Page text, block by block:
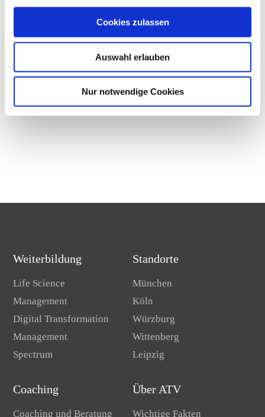
Cookies zulassen
Auswahl erlauben
Nur notwendige Cookies
– Kommunikation
– Selbstpräsentation
– Ressourcenbestimmung und
Potenzialentwicklung
– Psychologische Beratung
Weiterbildung
Life Science
Management
Digital Transformation
Management
Spectrum
Coaching
Coaching und Beratung
Standorte
München
Köln
Würzburg
Wittenberg
Leipzig
Über ATV
Wichtige Fakten